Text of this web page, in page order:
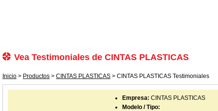
Vea Testimoniales de CINTAS PLASTICAS
Inicio > Productos > CINTAS PLASTICAS > CINTAS PLASTICAS Testimoniales
Empresa: CINTAS PLASTICAS
Modelo / Tipo: